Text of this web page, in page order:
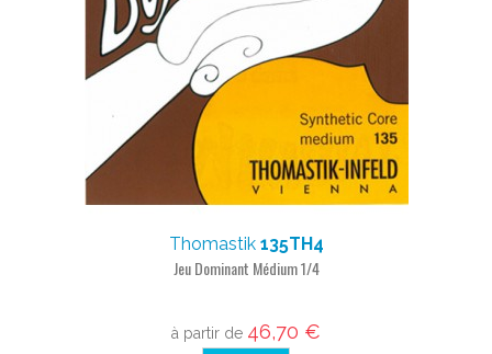
Thomastik 135TH4
Jeu Dominant Médium 1/4
à partir de 46,70 €